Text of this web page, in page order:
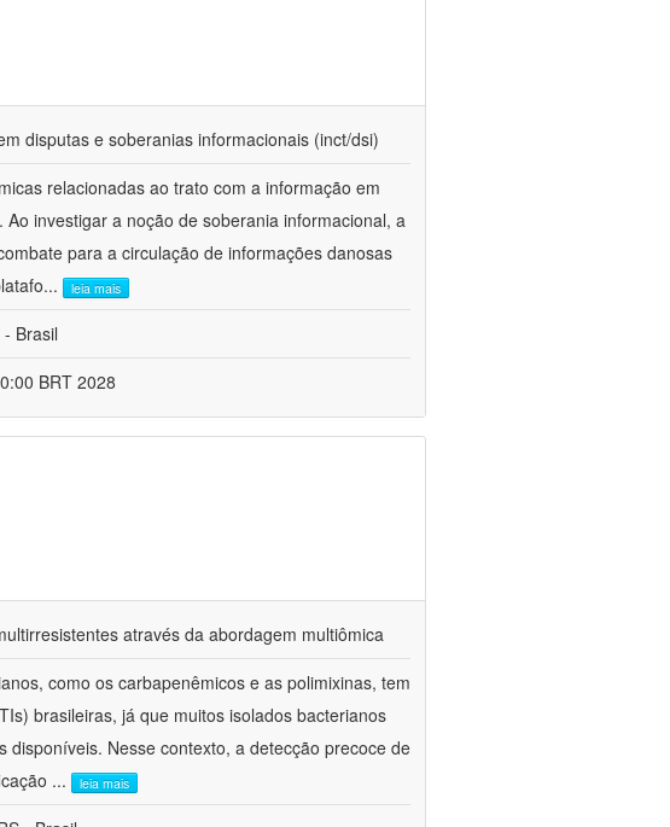
disputas e soberanias informacionais (inct/dsi)
relacionadas ao trato com a informação em
investigar a noção de soberania informacional, a
para a circulação de informações danosas
... leia mais
Brasil
BRT 2028
através da abordagem multiômica
como os carbapenêmicos e as polimixinas, tem
brasileiras, já que muitos isolados bacterianos
Nesse contexto, a detecção precoce de
... leia mais